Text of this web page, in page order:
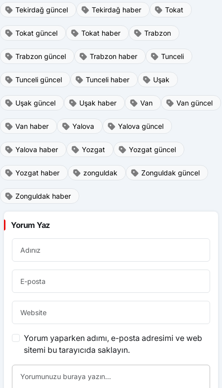
Tekirdağ güncel Tekirdağ haber Tokat
Tokat güncel Tokat haber Trabzon
Trabzon güncel Trabzon haber Tunceli
Tunceli güncel Tunceli haber Uşak
Uşak güncel Uşak haber Van Van güncel
Van haber Yalova Yalova güncel
Yalova haber Yozgat Yozgat güncel
Yozgat haber zonguldak Zonguldak güncel
Zonguldak haber
Yorum Yaz
Yorum yaparken adımı, e-posta adresimi ve web
sitemi bu tarayıcıda saklayın.